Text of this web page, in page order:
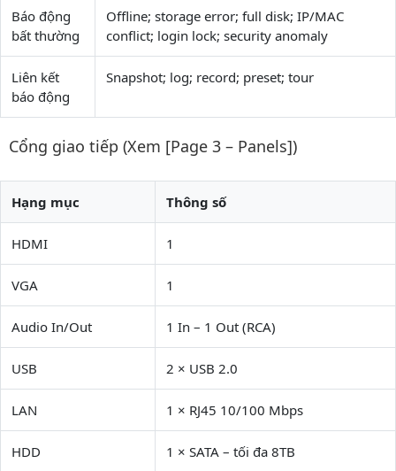
Báo động
bất thường
Offline; storage error; full disk; IP/MAC
conflict; login lock; security anomaly
Liên kết
báo động
Snapshot; log; record; preset; tour
Cổng giao tiếp (Xem [Page 3 – Panels])
Hạng mục Thông số
HDMI 1
VGA 1
Audio In/Out 1 In – 1 Out (RCA)
USB 2 × USB 2.0
LAN 1 × RJ45 10/100 Mbps
HDD 1 × SATA – tối đa 8TB